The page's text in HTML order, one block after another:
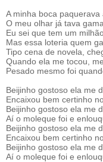
A minha boca
O meu olhar já tava
Eu sei que tem um
Mas essa loteria quem
Tipo cena de novela,
Quando ela me tocou,
Pesado mesmo foi
Beijinho gostoso ela me
Encaixou bem certinho
Beijinho gostoso ela me
Aí o moleque foi e
Beijinho gostoso ela me
Encaixou bem certinho
Beijinho gostoso ela me
Aí o moleque foi e